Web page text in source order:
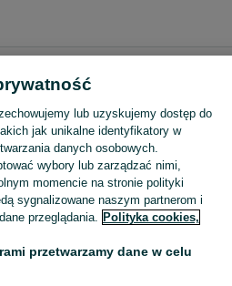
Skorzystaj z największego serwisu ogłoszeniowego - Zwiniarz i okolice! Kupuj to, czego pragniesz i sprzedawaj to, czego już nie potrzebujesz! Zobacz
lub uzyskujemy dostęp do
jak unikalne identyfikatory w
danych osobowych.
wybory lub zarządzać nimi,
momencie na stronie polityki
sygnalizowane naszym partnerom i
przeglądania. Polityka cookies,
przetwarzamy dane w celu